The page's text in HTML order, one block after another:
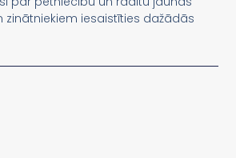
zinātniekiem iesaistīties dažādās